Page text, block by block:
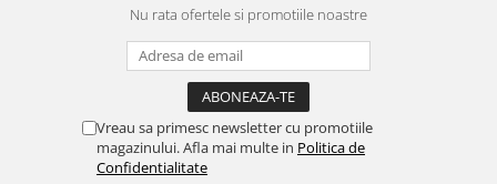
Nu rata ofertele si promotiile noastre
Vreau sa primesc newsletter cu promotiile
magazinului. Afla mai multe in Politica de
Confidentialitate